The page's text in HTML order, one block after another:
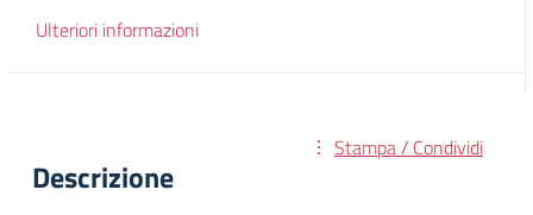
Ulteriori informazioni
Stampa / Condividi
Descrizione